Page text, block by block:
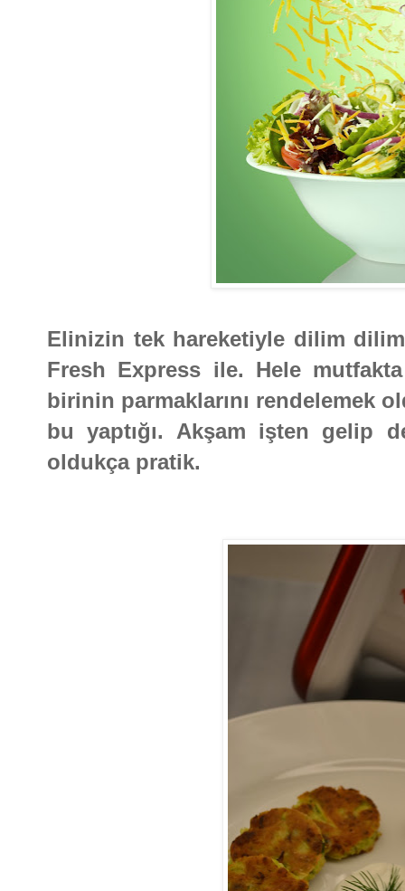
Elinizin tek hareketiyle dilim
Fresh Express ile. Hele
birinin parmaklarını rendelemek
bu yaptığı. Akşam işten gelip
oldukça pratik.